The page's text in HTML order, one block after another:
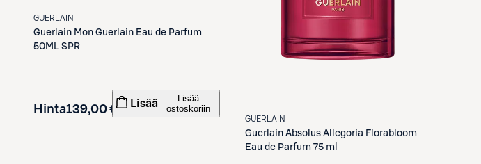
GUERLAIN
Guerlain Mon Guerlain Eau de Parfum
50ML SPR
Hinta139,00 € Lisää
Lisää
ostoskoriin
GUERLAIN
Guerlain Absolus Allegoria Florabloom
Eau de Parfum 75 ml